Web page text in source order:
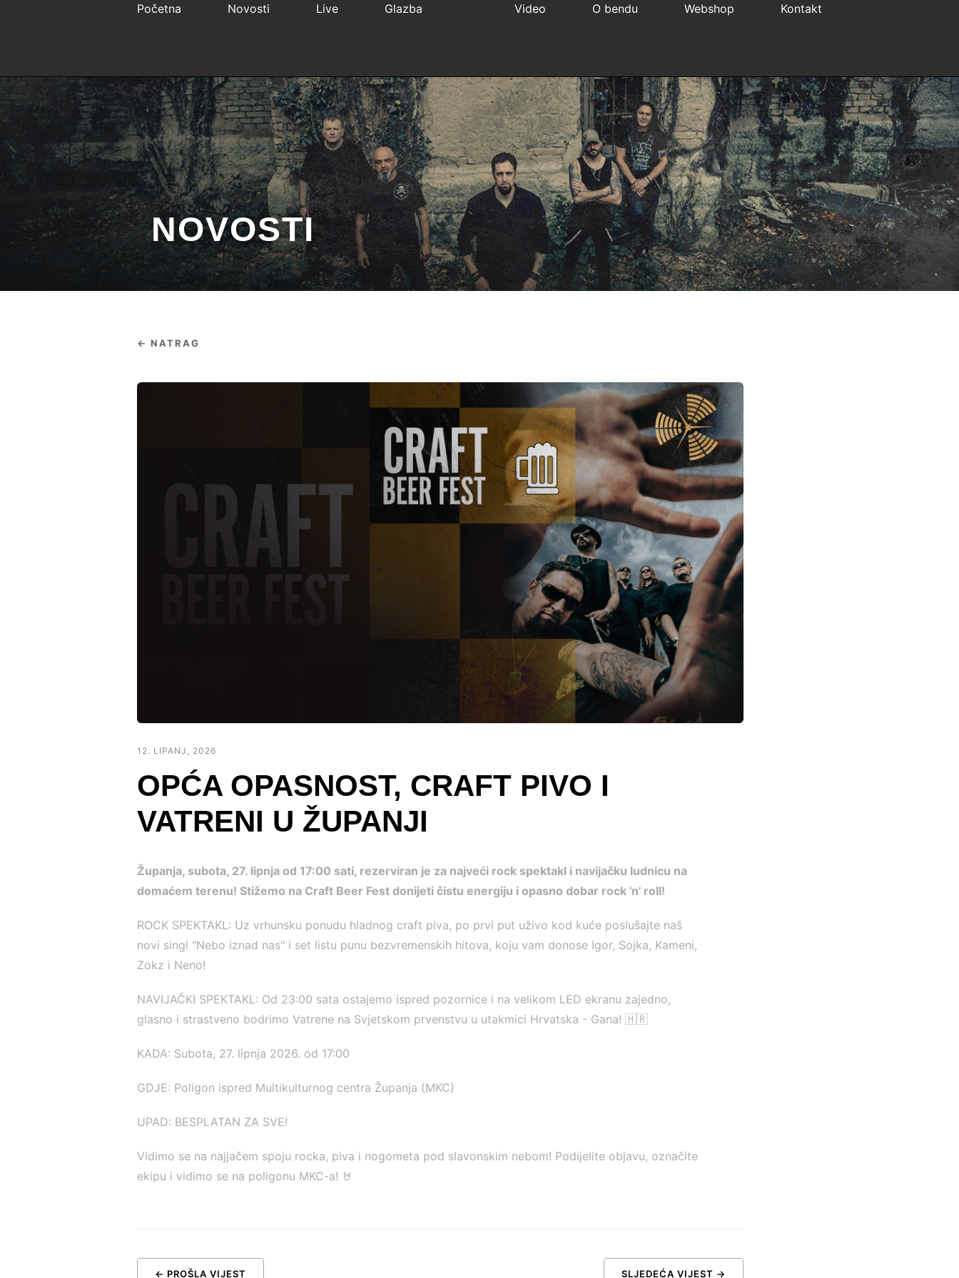
Početna Novosti Live Glazba Video O bendu Webshop Kontakt
NOVOSTI
← NATRAG
12. LIPANJ, 2026
OPĆA OPASNOST, CRAFT PIVO I
VATRENI U ŽUPANJI
Županja, subota, 27. lipnja od 17:00 sati, rezerviran je za najveći rock spektakl i navijačku ludnicu na
domaćem terenu! Stižemo na Craft Beer Fest donijeti čistu energiju i opasno dobar rock 'n' roll!
ROCK SPEKTAKL: Uz vrhunsku ponudu hladnog craft piva, po prvi put uživo kod kuće poslušajte naš
novi singl "Nebo iznad nas" i set listu punu bezvremenskih hitova, koju vam donose Igor, Sojka, Kameni,
Zokz i Neno!
NAVIJAČKI SPEKTAKL: Od 23:00 sata ostajemo ispred pozornice i na velikom LED ekranu zajedno,
glasno i strastveno bodrimo Vatrene na Svjetskom prvenstvu u utakmici Hrvatska - Gana! 🇭🇷
KADA: Subota, 27. lipnja 2026. od 17:00
GDJE: Poligon ispred Multikulturnog centra Županja (MKC)
UPAD: BESPLATAN ZA SVE!
Vidimo se na najjačem spoju rocka, piva i nogometa pod slavonskim nebom! Podijelite objavu, označite
ekipu i vidimo se na poligonu MKC-a! 🤘
← PROŠLA VIJEST SLJEDEĆA VIJEST →